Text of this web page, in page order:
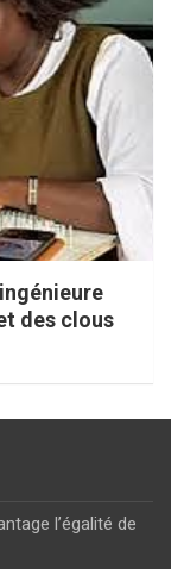
des clous
l’égalité de